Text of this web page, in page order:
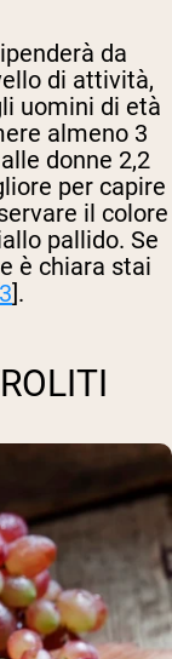
da
di attività,
uomini di età
almeno 3
donne 2,2
per capire
il colore
pallido. Se
è chiara stai
3].